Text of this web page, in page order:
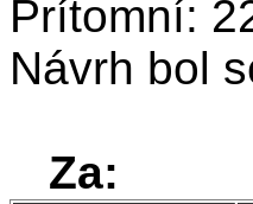
Prítomní:
Návrh bol
Za: